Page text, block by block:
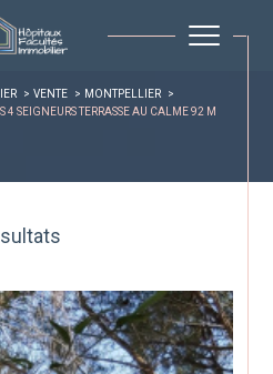
VENTE
MONTPELLIER
4 SEIGNEURS TERRASSE AU CALME 92 M